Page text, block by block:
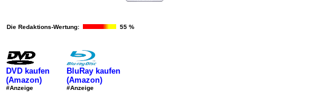
Die Redaktions-Wertung: 55 %
DVD kaufen
(Amazon)
#Anzeige
BluRay kaufen
(Amazon)
#Anzeige